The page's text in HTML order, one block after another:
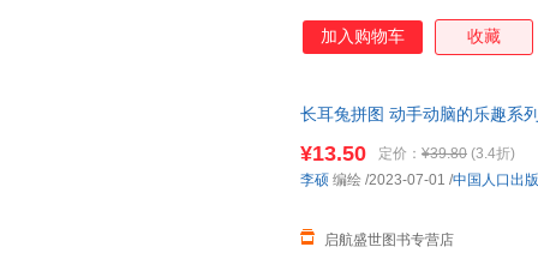
加入购物车 收藏
长耳兔拼图 动手动脑的乐趣系
¥13.50 定价： ¥39.80 (3.4折)
启航盛世图书专营店
李硕 编绘 /2023-07-01 /中国人口出